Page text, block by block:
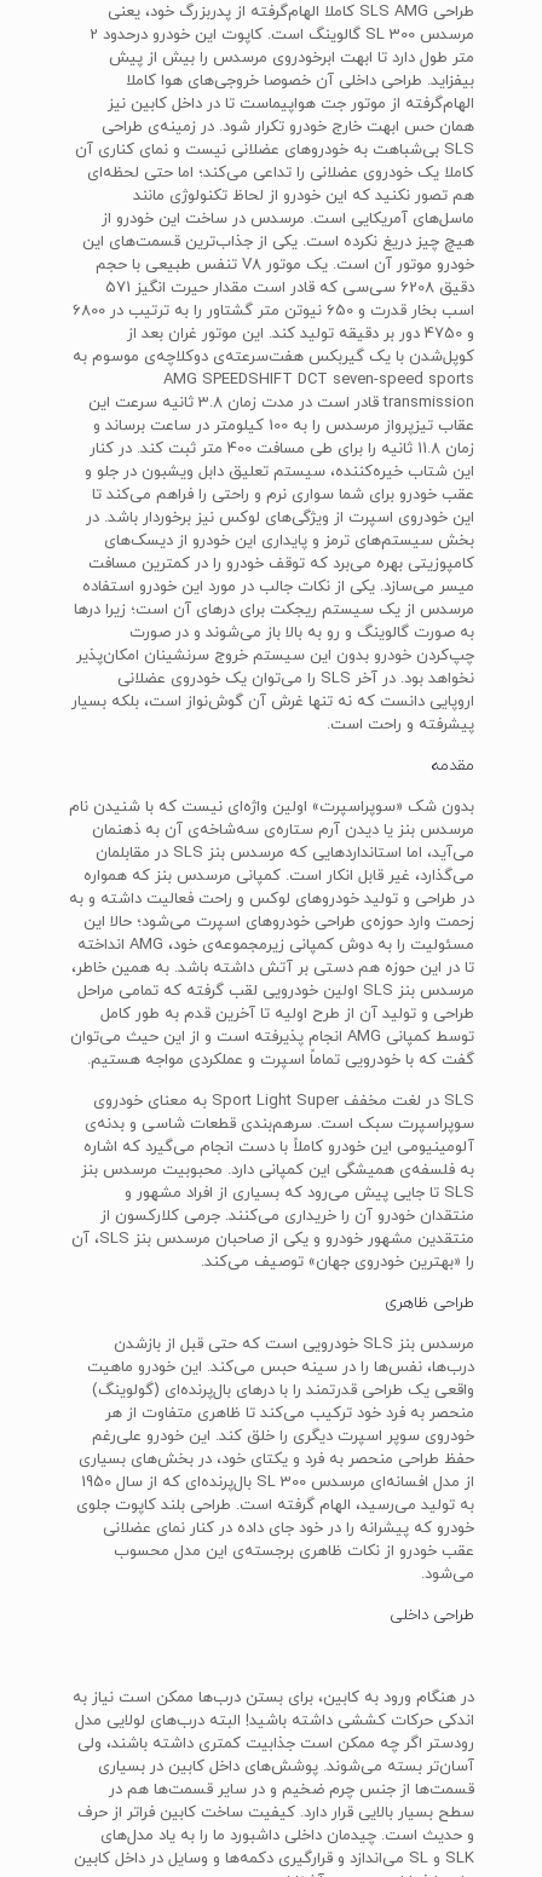
طراحی SLS AMG کاملا الهام‌گرفته از پدربزرگ خود، یعنی
مرسدس 300 SL گالوینگ است. کاپوت این خودرو درحدود 2
متر طول دارد تا ابهت ابرخودروی مرسدس را بیش از پیش
بیفزاید. طراحی داخلی آن خصوصا خروجی‌های هوا کاملا
الهام‌گرفته از موتور جت هواپیماست تا در داخل کابین نیز
همان حس ابهت خارج خودرو تکرار شود. در زمینه‌ی طراحی
SLS بی‌شباهت به خودروهای عضلانی نیست و نمای کناری آن
کاملا یک خودروی عضلانی را تداعی می‌کند؛ اما حتی لحظه‌ای
هم تصور نکنید که این خودرو از لحاظ تکنولوژی مانند
ماسل‌های آمریکایی است. مرسدس در ساخت این خودرو از
هیچ چیز دریغ نکرده است. یکی از جذاب‌ترین قسمت‌های این
خودرو موتور آن است. یک موتور V8 تنفس طبیعی با حجم
دقیق 6208 سی‌سی که قادر است مقدار حیرت انگیز 571
اسب بخار قدرت و 650 نیوتن متر گشتاور را به ترتیب در 6800
و 4750 دور بر دقیقه تولید کند. این موتور غران بعد از
کوپل‌شدن با یک گیربکس هفت‌سرعته‌ی دوکلاچه‌ی موسوم به
AMG SPEEDSHIFT DCT seven-speed sports
transmission قادر است در مدت زمان 3.8 ثانیه سرعت این
عقاب تیزپرواز مرسدس را به 100 کیلومتر در ساعت برساند و
زمان 11.8 ثانیه را برای طی مسافت 400 متر ثبت کند. در کنار
این شتاب خیره‌کننده، سیستم تعلیق دابل ویشبون در جلو و
عقب خودرو برای شما سواری‌ نرم و راحتی را فراهم می‌کند تا
این خودروی اسپرت از ویژگی‌های لوکس نیز برخوردار باشد. در
بخش سیستم‌های ترمز و پایداری این خودرو از دیسک‌های
کامپوزیتی بهره می‌برد که توقف خودرو را در کمترین مسافت
میسر می‌سازد. یکی از نکات جالب در مورد این خودرو استفاده
مرسدس از یک سیستم ریجکت برای درهای آن است؛ زیرا درها
به صورت گالوینگ و رو به بالا باز می‌شوند و در صورت
چپ‌کردن خودرو بدون این سیستم خروج سرنشینان امکان‌پذیر
نخواهد بود. در آخر SLS را می‌توان یک خودروی عضلانی
اروپایی دانست که نه تنها غرش آن گوش‌نواز است، بلکه بسیار
پیشرفته و راحت است.
مقدمه
بدون شک «سوپراسپرت» اولین واژه‌ای نیست که با شنیدن نام
مرسدس بنز یا دیدن آرم ستاره‌ی سه‌شاخه‌ی آن به ذهنمان
می‌آید، اما استانداردهایی که مرسدس بنز SLS در مقابلمان
می‌گذارد، غیر قابل انکار است. کمپانی مرسدس بنز که همواره
در طراحی و تولید خودروهای لوکس و راحت فعالیت داشته و به
زحمت وارد حوزه‌ی طراحی خودروهای اسپرت می‌شود؛ حالا این
مسئولیت را به دوش کمپانی زیرمجموعه‌ی خود، AMG انداخته
تا در این حوزه هم دستی بر آتش داشته باشد. به همین خاطر،
مرسدس بنز SLS اولین خودرویی لقب گرفته که تمامی مراحل
طراحی و تولید آن از طرح اولیه تا آخرین قدم به طور کامل
توسط کمپانی AMG انجام پذیرفته است و از این حیث می‌توان
گفت که با خودرویی تماماً اسپرت و عملکردی مواجه هستیم.
SLS در لغت مخفف Sport Light Super به معنای خودروی
سوپراسپرت سبک است. سرهم‌بندی قطعات شاسی و بدنه‌ی
آلومینیومی این خودرو کاملاً با دست انجام می‌گیرد که اشاره
به فلسفه‌ی همیشگی این کمپانی دارد. محبوبیت مرسدس بنز
SLS تا جایی پیش می‌رود که بسیاری از افراد مشهور و
منتقدان خودرو آن را خریداری می‌کنند. جرمی کلارکسون از
منتقدین مشهور خودرو و یکی از صاحبان مرسدس بنز SLS، آن
را «بهترین خودروی جهان» توصیف می‌کند.
طراحی ظاهری
مرسدس بنز SLS خودرویی است که حتی قبل از بازشدن
درب‌ها، نفس‌ها را در سینه حبس می‌کند. این خودرو ماهیت
واقعی یک طراحی قدرتمند را با درهای بال‌پرنده‌ای (گولوینگ)
منحصر به فرد خود ترکیب می‌کند تا ظاهری متفاوت از هر
خودروی سوپر اسپرت دیگری را خلق کند. این خودرو علی‌رغم
حفظ طراحی منحصر به فرد و یکتای خود، در بخش‌های بسیاری
از مدل افسانه‌ای مرسدس 300 SL بال‌پرنده‌ای که از سال 1950
به تولید می‌رسید، الهام گرفته است. طراحی بلند کاپوت جلوی
خودرو که پیشرانه را در خود جای داده در کنار نمای عضلانی
عقب خودرو از نکات ظاهری برجسته‌ی این مدل محسوب
می‌شود.
طراحی داخلی
در هنگام ورود به کابین، برای بستن درب‌ها ممکن است نیاز به
اندکی حرکات کششی داشته باشید! البته درب‌های لولایی مدل
رودستر اگر چه ممکن است جذابیت کمتری داشته باشند، ولی
آسان‌تر بسته می‌شوند. پوشش‌های داخل کابین در بسیاری
قسمت‌ها از جنس چرم ضخیم و در سایر قسمت‌ها هم در
سطح بسیار بالایی قرار دارد. کیفیت ساخت کابین فراتر از حرف
و حدیث است. چیدمان داخلی داشبورد ما را به یاد مدل‌های
SLK و SL می‌اندازد و قرارگیری دکمه‌ها و وسایل در داخل کابین